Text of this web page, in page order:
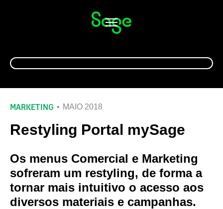
Alternar
navegação
MARKETING MAIO 2018
Restyling Portal mySage
Os menus Comercial e Marketing
sofreram um restyling, de forma a
tornar mais intuitivo o acesso aos
diversos materiais e campanhas.